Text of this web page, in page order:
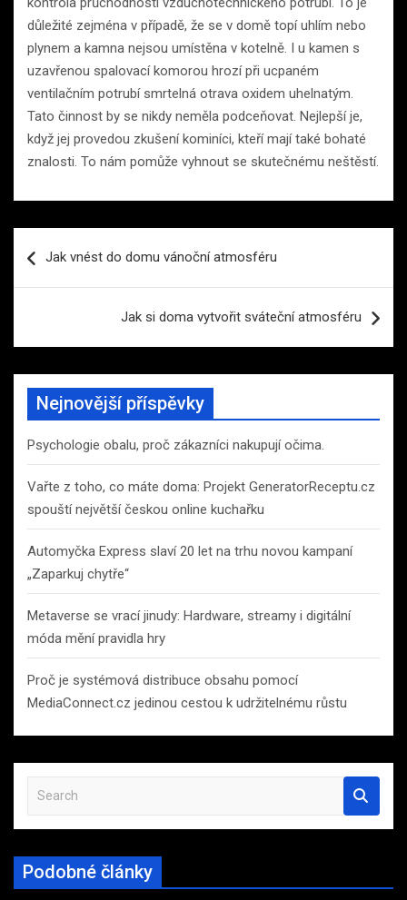
důležité zejména v případě, že se v domě topí uhlím nebo
plynem a kamna nejsou umístěna v kotelně. I u kamen s
uzavřenou spalovací komorou hrozí při ucpaném
ventilačním potrubí smrtelná otrava oxidem uhelnatým.
Tato činnost by se nikdy neměla podceňovat. Nejlepší je,
když jej provedou zkušení kominíci, kteří mají také bohaté
znalosti. To nám pomůže vyhnout se skutečnému neštěstí.
proJak vnést do domu vánoční atmosféru
Jak si doma vytvořit sváteční atmosféru
Nejnovější příspěvky
Psychologie obalu, proč zákazníci nakupují očima.
Vařte z toho, co máte doma: Projekt GeneratorReceptu.cz
spouští největší českou online kuchařku
Automyčka Express slaví 20 let na trhu novou kampaní
„Zaparkuj chytře“
Metaverse se vrací jinudy: Hardware, streamy i digitální
móda mění pravidla hry
Proč je systémová distribuce obsahu pomocí
MediaConnect.cz jedinou cestou k udržitelnému růstu
a
r
c
Podobné články